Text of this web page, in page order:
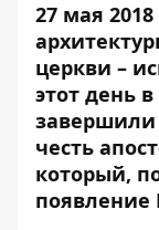
27 мая
церкви –
этот день
завершили
честь
который,
появление